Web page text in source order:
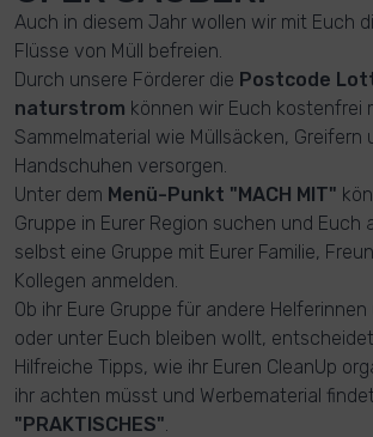
Auch in diesem Jahr wollen wir mit Euch
Flüsse von Müll befreien.
Durch unsere Förderer die Postcode
naturstrom können wir Euch kostenfrei
Sammelmaterial wie Müllsäcken, Greifern
Handschuhen versorgen.
Unter dem Menü-Punkt "MACH MIT"
Gruppe in Eurer Region suchen und Euch
selbst eine Gruppe mit Eurer Familie,
Kollegen anmelden.
Ob ihr Eure Gruppe für andere
oder unter Euch bleiben wollt,
Hilfreiche Tipps, wie ihr Euren CleanUp
ihr achten müsst und Werbematerial
"PRAKTISCHES".